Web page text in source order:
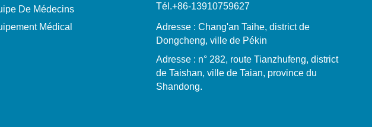
De Médecins
Médical
Tél.+86-13910759627
Adresse : Chang'an Taihe, district de
Dongcheng, ville de Pékin
Adresse : n° 282, route Tianzhufeng, district
de Taishan, ville de Taian, province du
Shandong.